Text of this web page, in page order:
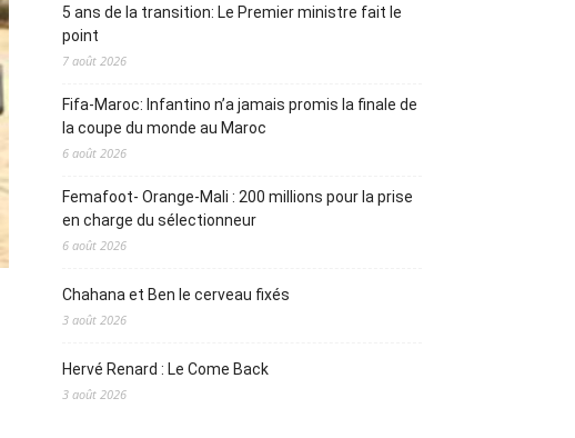
5 ans de la transition: Le Premier ministre fait le
point
7 août 2026
Fifa-Maroc: Infantino n’a jamais promis la finale de
la coupe du monde au Maroc
6 août 2026
Femafoot- Orange-Mali : 200 millions pour la prise
en charge du sélectionneur
6 août 2026
Chahana et Ben le cerveau fixés
3 août 2026
Hervé Renard : Le Come Back
3 août 2026